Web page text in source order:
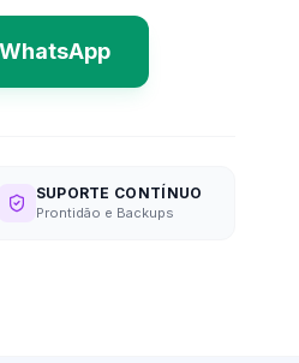
SUPORTE CONTÍNUO
Prontidão e Backups